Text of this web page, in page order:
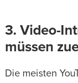
3. Video-
müssen
Die meisten